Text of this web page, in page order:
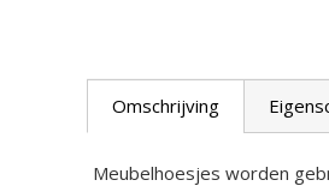
Omschrijving
Meubelhoesjes worden